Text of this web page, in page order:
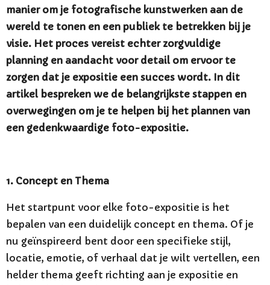
manier om je fotografische kunstwerken aan de
wereld te tonen en een publiek te betrekken bij je
visie. Het proces vereist echter zorgvuldige
planning en aandacht voor detail om ervoor te
zorgen dat je expositie een succes wordt. In dit
artikel bespreken we de belangrijkste stappen en
overwegingen om je te helpen bij het plannen van
een gedenkwaardige foto-expositie.
1. Concept en Thema
Het startpunt voor elke foto-expositie is het
bepalen van een duidelijk concept en thema. Of je
nu geïnspireerd bent door een specifieke stijl,
locatie, emotie, of verhaal dat je wilt vertellen, een
helder thema geeft richting aan je expositie en